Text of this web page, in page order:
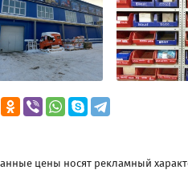
цены носят рекламный